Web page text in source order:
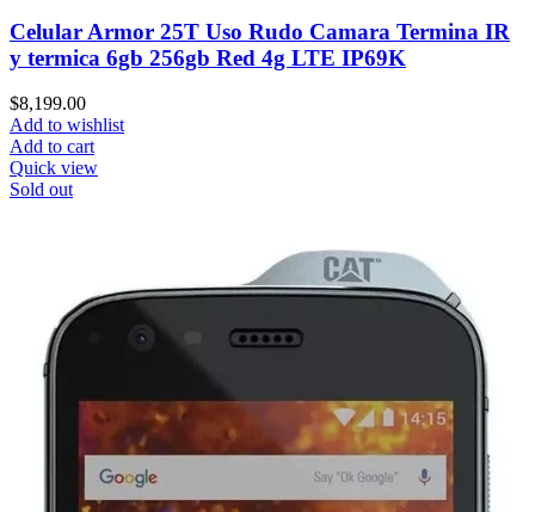
Celular Armor 25T Uso Rudo Camara Termina IR
y termica 6gb 256gb Red 4g LTE IP69K
$8,199.00
Add to wishlist
Add to cart
Quick view
Sold out